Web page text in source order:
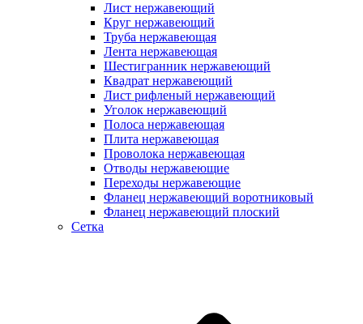
Лист нержавеющий
Круг нержавеющий
Труба нержавеющая
Лента нержавеющая
Шестигранник нержавеющий
Квадрат нержавеющий
Лист рифленый нержавеющий
Уголок нержавеющий
Полоса нержавеющая
Плита нержавеющая
Проволока нержавеющая
Отводы нержавеющие
Переходы нержавеющие
Фланец нержавеющий воротниковый
Фланец нержавеющий плоский
Сетка